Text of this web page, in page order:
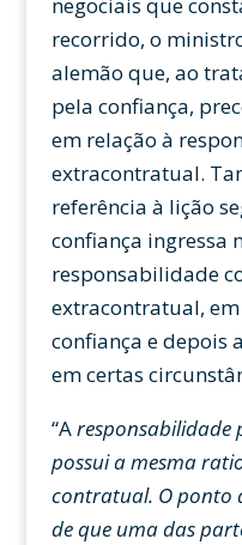
negociais que
recorrido, o
alemão que, ao
pela confiança,
em relação à
extracontratual.
referência à lição
confiança ingressa
responsabilidade
extracontratual,
confiança e depois
em certas
“Aresponsabilidade
possui a mesma
contratual. O ponto
de que uma das